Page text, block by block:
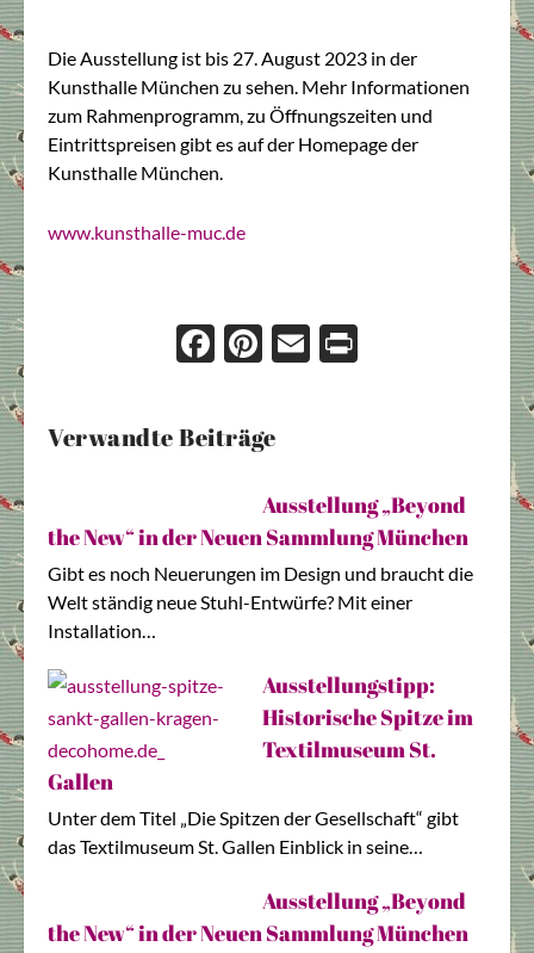
Die Ausstellung ist bis 27. August 2023 in der
Kunsthalle München zu sehen. Mehr Informationen
zum Rahmenprogramm, zu Öffnungszeiten und
Eintrittspreisen gibt es auf der Homepage der
Kunsthalle München.
www.kunsthalle-muc.de
Face
Pint
Ema
Verwandte Beiträge
Ausstellung „Beyond
the New“ in der Neuen Sammlung München
Gibt es noch Neuerungen im Design und braucht die
Welt ständig neue Stuhl-Entwürfe? Mit einer
Installation…
Ausstellungstipp:
Historische Spitze im
Textilmuseum St.
Gallen
Unter dem Titel „Die Spitzen der Gesellschaft“ gibt
das Textilmuseum St. Gallen Einblick in seine…
Ausstellung „Beyond
the New“ in der Neuen Sammlung München